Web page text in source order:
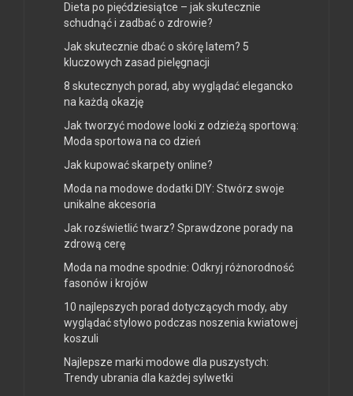
Dieta po pięćdziesiątce – jak skutecznie
schudnąć i zadbać o zdrowie?
Jak skutecznie dbać o skórę latem? 5
kluczowych zasad pielęgnacji
8 skutecznych porad, aby wyglądać elegancko
na każdą okazję
Jak tworzyć modowe looki z odzieżą sportową:
Moda sportowa na co dzień
Jak kupować skarpety online?
Moda na modowe dodatki DIY: Stwórz swoje
unikalne akcesoria
Jak rozświetlić twarz? Sprawdzone porady na
zdrową cerę
Moda na modne spodnie: Odkryj różnorodność
fasonów i krojów
10 najlepszych porad dotyczących mody, aby
wyglądać stylowo podczas noszenia kwiatowej
koszuli
Najlepsze marki modowe dla puszystych:
Trendy ubrania dla każdej sylwetki